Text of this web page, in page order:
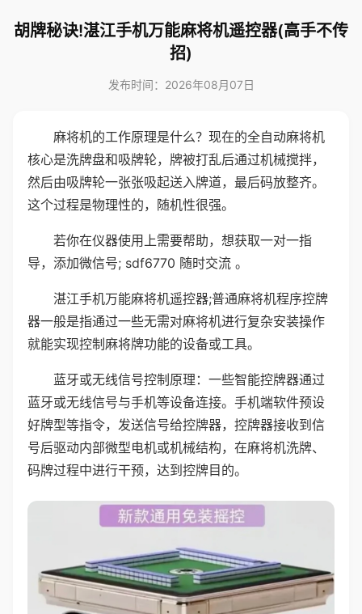
胡牌秘诀!湛江手机万能麻将机遥控器(高手不传
招)
发布时间：2026年08月07日
麻将机的工作原理是什么？现在的全自动麻将机
核心是洗牌盘和吸牌轮，牌被打乱后通过机械搅拌，
然后由吸牌轮一张张吸起送入牌道，最后码放整齐。
这个过程是物理性的，随机性很强。
若你在仪器使用上需要帮助，想获取一对一指
导，添加微信号; sdf6770 随时交流 。
湛江手机万能麻将机遥控器;普通麻将机程序控牌
器一般是指通过一些无需对麻将机进行复杂安装操作
就能实现控制麻将牌功能的设备或工具。
蓝牙或无线信号控制原理：一些智能控牌器通过
蓝牙或无线信号与手机等设备连接。手机端软件预设
好牌型等指令，发送信号给控牌器，控牌器接收到信
号后驱动内部微型电机或机械结构，在麻将机洗牌、
码牌过程中进行干预，达到控牌目的。